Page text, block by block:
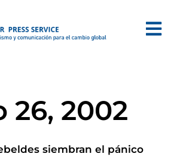
26, 2002
siembran el pánico